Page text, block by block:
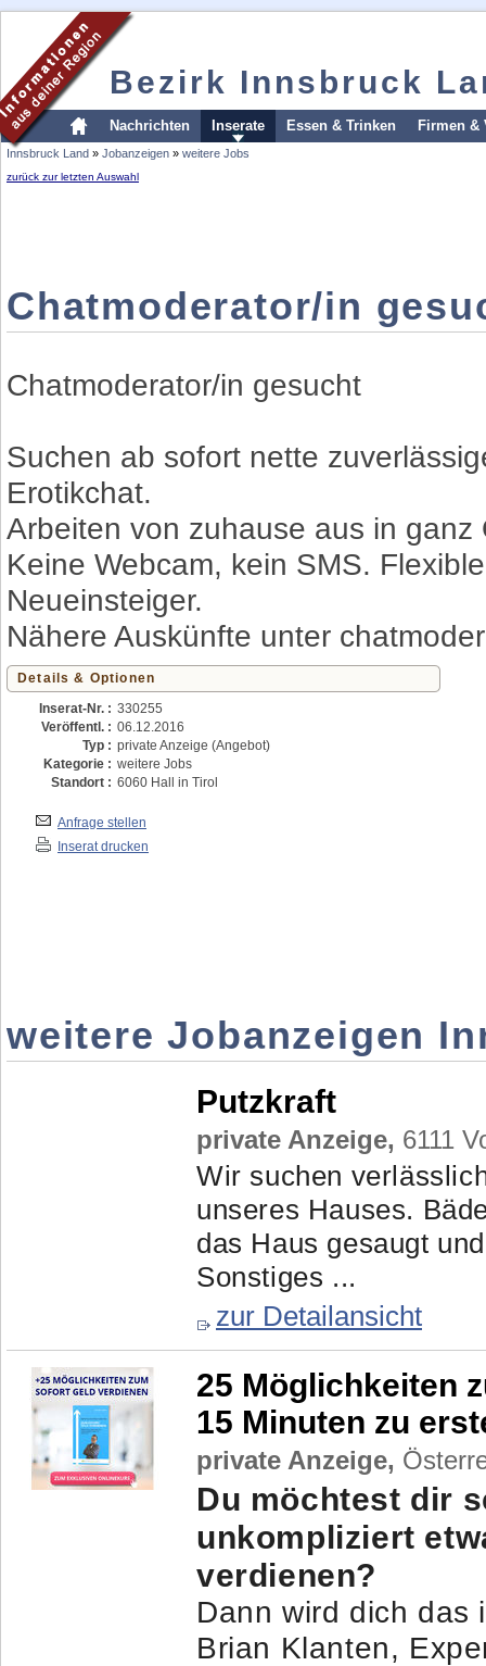
Bezirk Innsbruck
Nachrichten Inserate Essen & Trinken Firmen &
Innsbruck Land » Jobanzeigen » weitere Jobs
zurück zur letzten Auswahl
Chatmoderator/in
Chatmoderator/in gesucht
Suchen ab sofort nette
Erotikchat.
Arbeiten von zuhause aus in ganz
Keine Webcam, kein SMS.
Neueinsteiger.
Nähere Auskünfte unter
Details & Optionen
Inserat-Nr. : 330255
Veröffentl. : 06.12.2016
Typ : private Anzeige (Angebot)
Kategorie : weitere Jobs
Standort : 6060 Hall in Tirol
Anfrage stellen
Inserat drucken
weitere Jobanzeigen
Putzkraft
private Anzeige, 6111
Wir suchen
unseres Hauses.
das Haus gesaugt
Sonstiges ...
zur Detailansicht
25 Möglichkeiten
15 Minuten zu
private Anzeige,
Du möchtest dir
unkompliziert
verdienen?
Dann wird dich das
Brian Klanten,